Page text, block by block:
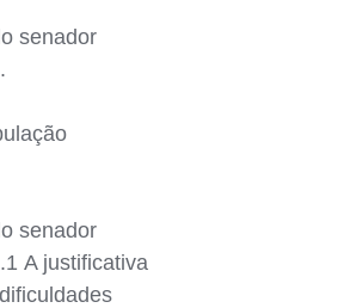
senador
senador
A justificativa